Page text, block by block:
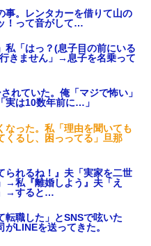
の子にゴックンさせた結果
児を託児 俺嫁はそこまで気
俺嫁に懐くので最後らへん
えに来た翌日…
った。しかし元職場の主要取
で…
夫と致した結果ｗｗｗｗｗ
当たり前のように実家や姪
事。レンタカーを借りて山の
！って音がして…
私「はっ？(息子目の前にいる
きません」→息子を名乗って
れていた。俺「マジで怖い」
実は10数年前に…」
なった。私「理由を聞いても
くるし、困っってる」旦那
られるね！』夫「実家を二世
→私『離婚しよう』夫「え
→すると…
転職した」とSNSで呟いた
LINEを送ってきた。